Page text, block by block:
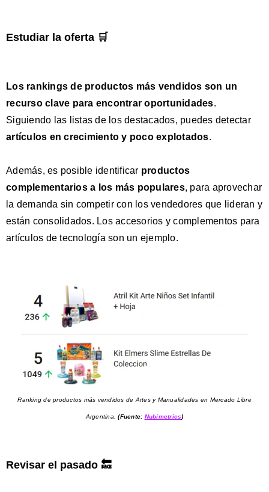
Estudiar la oferta 🛒
Los rankings de productos más vendidos son un
recurso clave para encontrar oportunidades.
Siguiendo las listas de los destacados, puedes detectar
artículos en crecimiento y poco explotados.
Además, es posible identificar productos
complementarios a los más populares, para aprovechar
la demanda sin competir con los vendedores que lideran y
están consolidados. Los accesorios y complementos para
artículos de tecnología son un ejemplo.
Ranking de productos más vendidos de Artes y Manualidades en Mercado Libre
Argentina.(Fuente: Nubimetrics)
Revisar el pasado 🔙